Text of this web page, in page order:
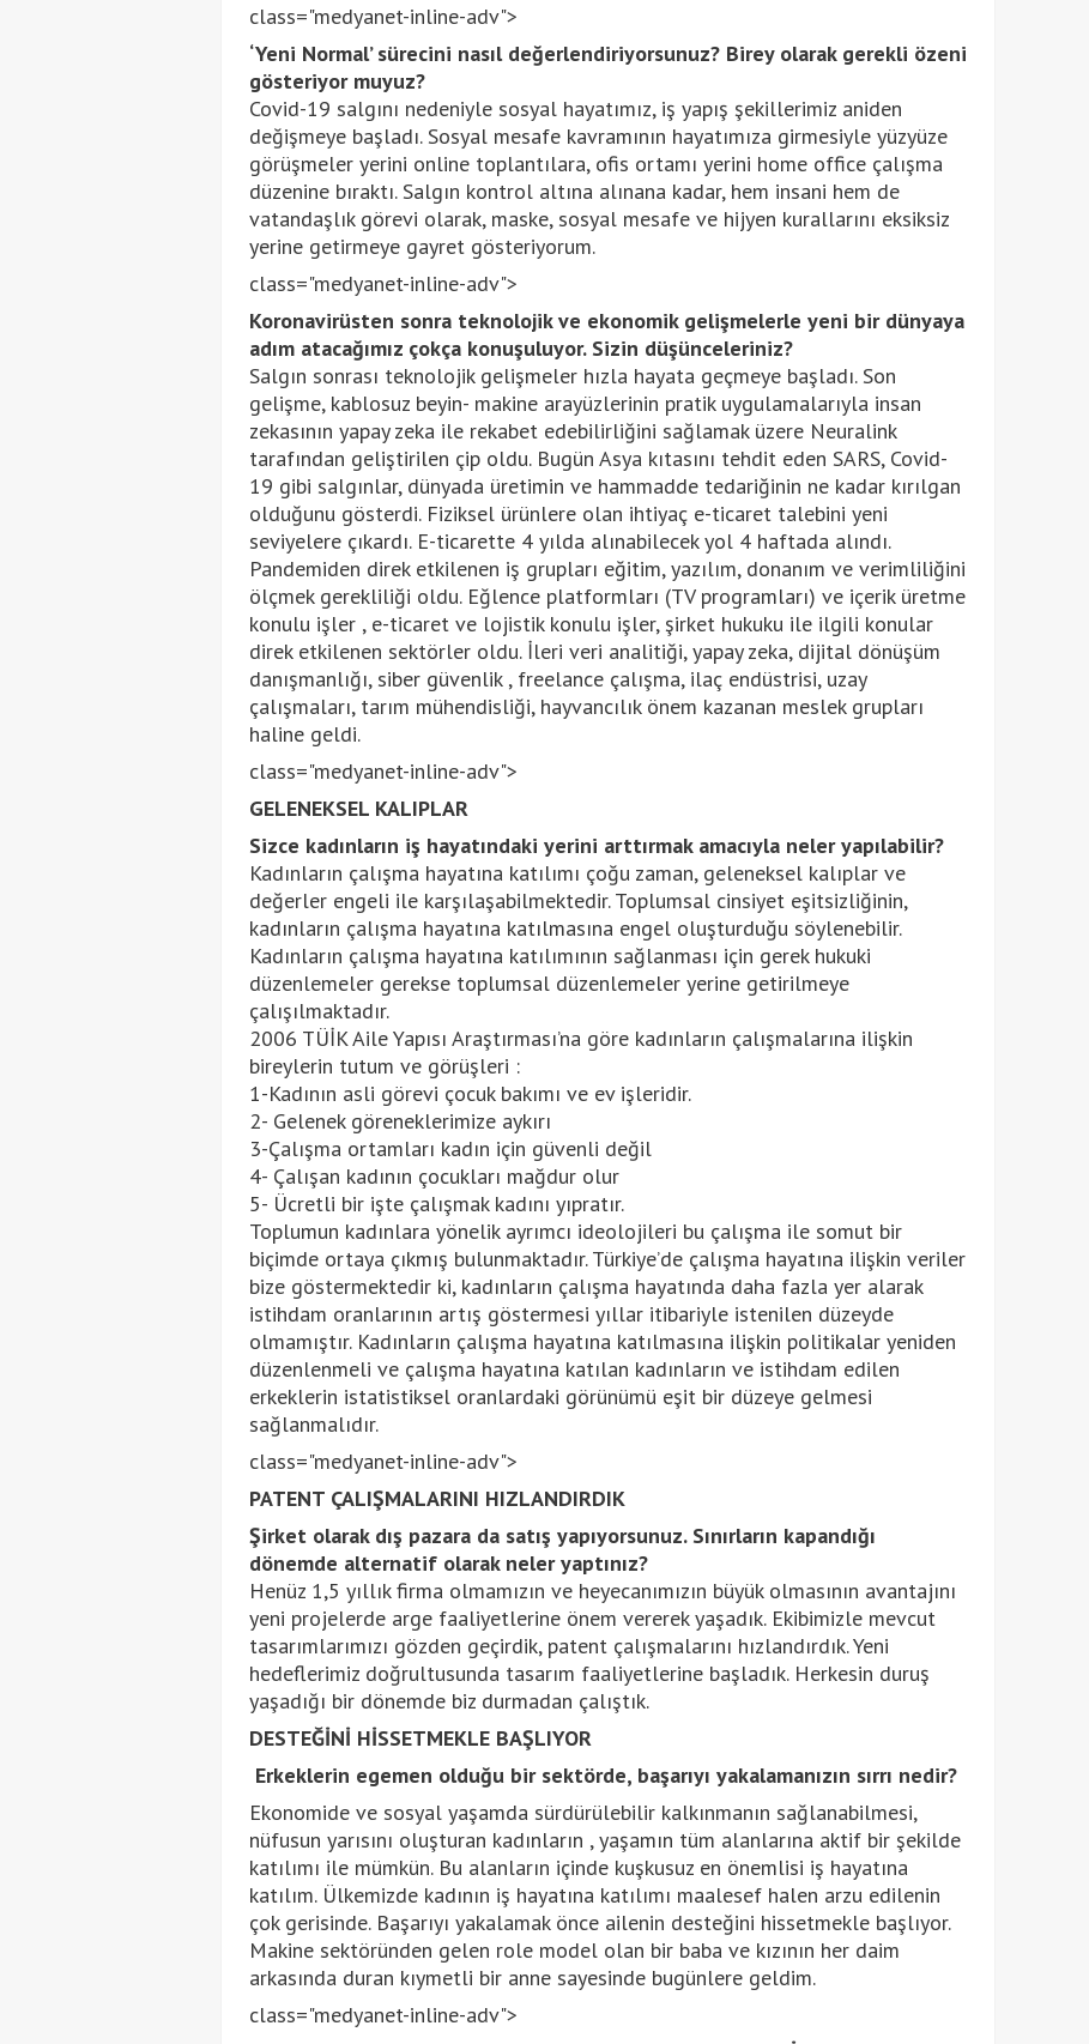
class="medyanet-inline-adv">
‘Yeni Normal’ sürecini nasıl değerlendiriyorsunuz? Birey olarak gerekli özeni
gösteriyor muyuz?
Covid-19 salgını nedeniyle sosyal hayatımız, iş yapış şekillerimiz aniden
değişmeye başladı. Sosyal mesafe kavramının hayatımıza girmesiyle yüzyüze
görüşmeler yerini online toplantılara, ofis ortamı yerini home office çalışma
düzenine bıraktı. Salgın kontrol altına alınana kadar, hem insani hem de
vatandaşlık görevi olarak, maske, sosyal mesafe ve hijyen kurallarını eksiksiz
yerine getirmeye gayret gösteriyorum.
class="medyanet-inline-adv">
Koronavirüsten sonra teknolojik ve ekonomik gelişmelerle yeni bir dünyaya
adım atacağımız çokça konuşuluyor. Sizin düşünceleriniz?
Salgın sonrası teknolojik gelişmeler hızla hayata geçmeye başladı. Son
gelişme, kablosuz beyin- makine arayüzlerinin pratik uygulamalarıyla insan
zekasının yapay zeka ile rekabet edebilirliğini sağlamak üzere Neuralink
tarafından geliştirilen çip oldu. Bugün Asya kıtasını tehdit eden SARS, Covid-
19 gibi salgınlar, dünyada üretimin ve hammadde tedariğinin ne kadar kırılgan
olduğunu gösterdi. Fiziksel ürünlere olan ihtiyaç e-ticaret talebini yeni
seviyelere çıkardı. E-ticarette 4 yılda alınabilecek yol 4 haftada alındı.
Pandemiden direk etkilenen iş grupları eğitim, yazılım, donanım ve verimliliğini
ölçmek gerekliliği oldu. Eğlence platformları (TV programları) ve içerik üretme
konulu işler , e-ticaret ve lojistik konulu işler, şirket hukuku ile ilgili konular
direk etkilenen sektörler oldu. İleri veri analitiği, yapay zeka, dijital dönüşüm
danışmanlığı, siber güvenlik , freelance çalışma, ilaç endüstrisi, uzay
çalışmaları, tarım mühendisliği, hayvancılık önem kazanan meslek grupları
haline geldi.
class="medyanet-inline-adv">
GELENEKSEL KALIPLAR
Sizce kadınların iş hayatındaki yerini arttırmak amacıyla neler yapılabilir?
Kadınların çalışma hayatına katılımı çoğu zaman, geleneksel kalıplar ve
değerler engeli ile karşılaşabilmektedir. Toplumsal cinsiyet eşitsizliğinin,
kadınların çalışma hayatına katılmasına engel oluşturduğu söylenebilir.
Kadınların çalışma hayatına katılımının sağlanması için gerek hukuki
düzenlemeler gerekse toplumsal düzenlemeler yerine getirilmeye
çalışılmaktadır.
2006 TÜİK Aile Yapısı Araştırması’na göre kadınların çalışmalarına ilişkin
bireylerin tutum ve görüşleri :
1-Kadının asli görevi çocuk bakımı ve ev işleridir.
2- Gelenek göreneklerimize aykırı
3-Çalışma ortamları kadın için güvenli değil
4- Çalışan kadının çocukları mağdur olur
5- Ücretli bir işte çalışmak kadını yıpratır.
Toplumun kadınlara yönelik ayrımcı ideolojileri bu çalışma ile somut bir
biçimde ortaya çıkmış bulunmaktadır. Türkiye’de çalışma hayatına ilişkin veriler
bize göstermektedir ki, kadınların çalışma hayatında daha fazla yer alarak
istihdam oranlarının artış göstermesi yıllar itibariyle istenilen düzeyde
olmamıştır. Kadınların çalışma hayatına katılmasına ilişkin politikalar yeniden
düzenlenmeli ve çalışma hayatına katılan kadınların ve istihdam edilen
erkeklerin istatistiksel oranlardaki görünümü eşit bir düzeye gelmesi
sağlanmalıdır.
class="medyanet-inline-adv">
PATENT ÇALIŞMALARINI HIZLANDIRDIK
Şirket olarak dış pazara da satış yapıyorsunuz. Sınırların kapandığı
dönemde alternatif olarak neler yaptınız?
Henüz 1,5 yıllık firma olmamızın ve heyecanımızın büyük olmasının avantajını
yeni projelerde arge faaliyetlerine önem vererek yaşadık. Ekibimizle mevcut
tasarımlarımızı gözden geçirdik, patent çalışmalarını hızlandırdık. Yeni
hedeflerimiz doğrultusunda tasarım faaliyetlerine başladık. Herkesin duruş
yaşadığı bir dönemde biz durmadan çalıştık.
DESTEĞİNİ HİSSETMEKLE BAŞLIYOR
Erkeklerin egemen olduğu bir sektörde, başarıyı yakalamanızın sırrı nedir?
Ekonomide ve sosyal yaşamda sürdürülebilir kalkınmanın sağlanabilmesi,
nüfusun yarısını oluşturan kadınların , yaşamın tüm alanlarına aktif bir şekilde
katılımı ile mümkün. Bu alanların içinde kuşkusuz en önemlisi iş hayatına
katılım. Ülkemizde kadının iş hayatına katılımı maalesef halen arzu edilenin
çok gerisinde. Başarıyı yakalamak önce ailenin desteğini hissetmekle başlıyor.
Makine sektöründen gelen role model olan bir baba ve kızının her daim
arkasında duran kıymetli bir anne sayesinde bugünlere geldim.
class="medyanet-inline-adv">